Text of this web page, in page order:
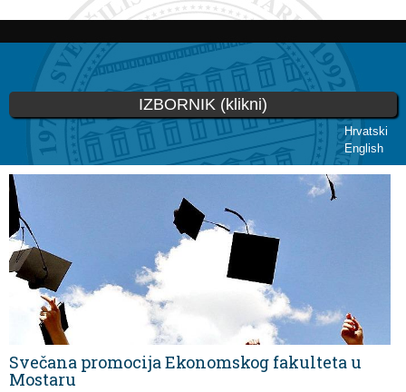
Skip to
content
Hrvatski
English
IZBORNIK (klikni)
You are here
Svečana promocija Ekonomskog fakulteta u
Mostaru